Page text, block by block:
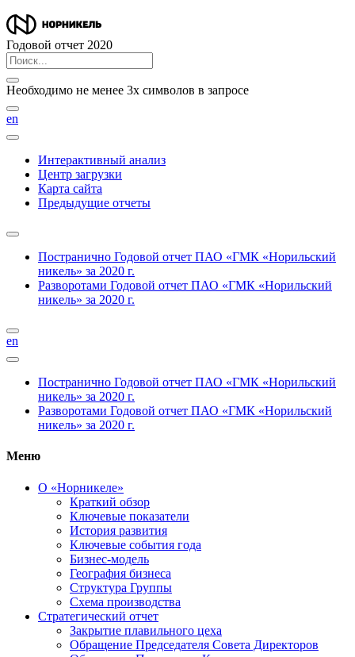
Годовой отчет 2020
Необходимо не менее 3х символов в запросе
en
Интерактивный анализ
Центр загрузки
Карта сайта
Предыдущие отчеты
Постранично Годовой отчет ПАО «ГМК «Норильский
никель» за 2020 г.
Разворотами Годовой отчет ПАО «ГМК «Норильский
никель» за 2020 г.
en
Постранично Годовой отчет ПАО «ГМК «Норильский
никель» за 2020 г.
Разворотами Годовой отчет ПАО «ГМК «Норильский
никель» за 2020 г.
Меню
О «Норникеле»
Краткий обзор
Ключевые показатели
История развития
Ключевые события года
Бизнес-модель
География бизнеса
Структура Группы
Схема производства
Стратегический отчет
Закрытие плавильного цеха
Обращение Председателя Совета Директоров